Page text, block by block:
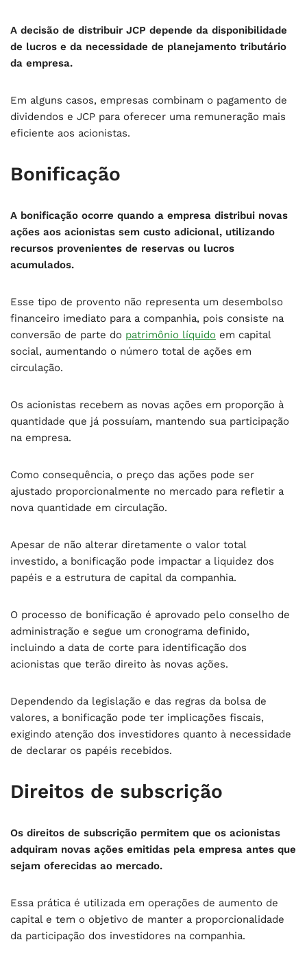
A decisão de distribuir JCP depende da disponibilidade
de lucros e da necessidade de planejamento tributário
da empresa.
Em alguns casos, empresas combinam o pagamento de
dividendos e JCP para oferecer uma remuneração mais
eficiente aos acionistas.
Bonificação
A bonificação ocorre quando a empresa distribui novas
ações aos acionistas sem custo adicional, utilizando
recursos provenientes de reservas ou lucros
acumulados.
Esse tipo de provento não representa um desembolso
financeiro imediato para a companhia, pois consiste na
conversão de parte do patrimônio líquido em capital
social, aumentando o número total de ações em
circulação.
Os acionistas recebem as novas ações em proporção à
quantidade que já possuíam, mantendo sua participação
na empresa.
Como consequência, o preço das ações pode ser
ajustado proporcionalmente no mercado para refletir a
nova quantidade em circulação.
Apesar de não alterar diretamente o valor total
investido, a bonificação pode impactar a liquidez dos
papéis e a estrutura de capital da companhia.
O processo de bonificação é aprovado pelo conselho de
administração e segue um cronograma definido,
incluindo a data de corte para identificação dos
acionistas que terão direito às novas ações.
Dependendo da legislação e das regras da bolsa de
valores, a bonificação pode ter implicações fiscais,
exigindo atenção dos investidores quanto à necessidade
de declarar os papéis recebidos.
Direitos de subscrição
Os direitos de subscrição permitem que os acionistas
adquiram novas ações emitidas pela empresa antes que
sejam oferecidas ao mercado.
Essa prática é utilizada em operações de aumento de
capital e tem o objetivo de manter a proporcionalidade
da participação dos investidores na companhia.